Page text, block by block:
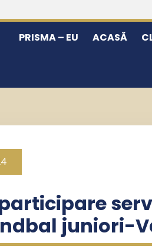
PRISMA – EU ACASĂ
juniori-